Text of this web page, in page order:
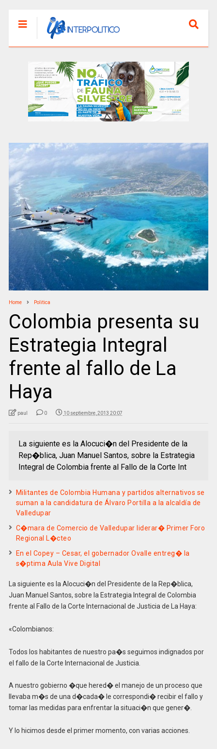
Home Politica
Colombia presenta su
Estrategia Integral
frente al fallo de La
Haya
paul 0 10 septiembre, 2013 20:07
La siguiente es la Alocuci�n del Presidente de la
Rep�blica, Juan Manuel Santos, sobre la Estrategia
Integral de Colombia frente al Fallo de la Corte Int
Militantes de Colombia Humana y partidos alternativos se
suman a la candidatura de Álvaro Portilla a la alcaldía de
Valledupar
C�mara de Comercio de Valledupar liderar� Primer Foro
Regional L�cteo
En el Copey – Cesar, el gobernador Ovalle entreg� la
s�ptima Aula Vive Digital
La siguiente es la Alocuci�n del Presidente de la Rep�blica,
Juan Manuel Santos, sobre la Estrategia Integral de Colombia
frente al Fallo de la Corte Internacional de Justicia de La Haya:
«Colombianos:
Todos los habitantes de nuestro pa�s seguimos indignados por
el fallo de la Corte Internacional de Justicia.
A nuestro gobierno �que hered� el manejo de un proceso que
llevaba m�s de una d�cada� le correspondi� recibir el fallo y
tomar las medidas para enfrentar la situaci�n que gener�.
Y lo hicimos desde el primer momento, con varias acciones.